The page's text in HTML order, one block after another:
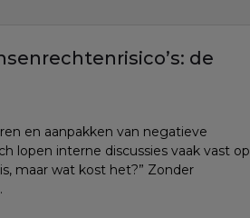
de
en aanpakken van negatieve
lopen interne discussies vaak vast op
maar wat kost het?” Zonder